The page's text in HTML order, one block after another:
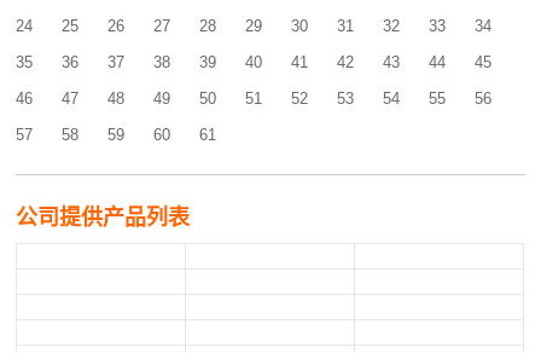
24
25 26 27 28 29 30 31 32 33
34
35
36 37 38 39 40 41 42 43 44
45
46
47 48 49 50 51 52 53 54 55
56
57
58 59 60 61
公司提供产品列表